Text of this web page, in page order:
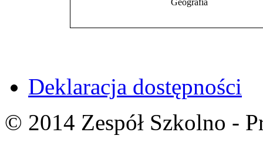
Deklaracja dostępności
© 2014 Zespół Szkolno -